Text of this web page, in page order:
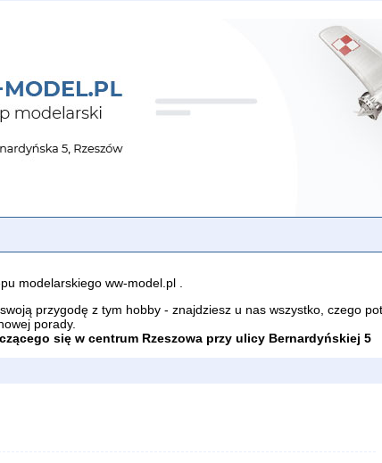
modelarskiego ww-model.pl .
przygodę z tym hobby - znajdziesz u nas wszystko, czego
porady.
się w centrum Rzeszowa przy ulicy Bernardyńskiej 5